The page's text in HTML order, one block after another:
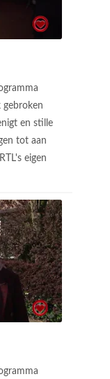
en stille
tot aan
eigen